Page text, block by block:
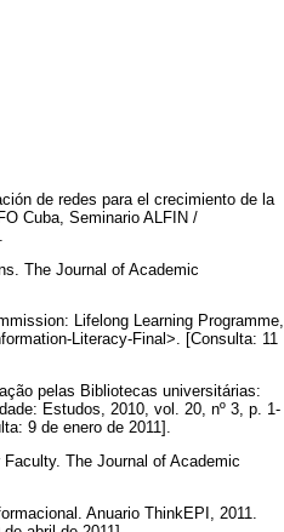
de redes para el crecimiento de la
Cuba, Seminario ALFIN /
The Journal of Academic
Lifelong Learning Programme,
Literacy-Final>. [Consulta: 11
pelas Bibliotecas universitárias:
Estudos, 2010, vol. 20, nº 3, p. 1-
9 de enero de 2011].
The Journal of Academic
Anuario ThinkEPI, 2011.